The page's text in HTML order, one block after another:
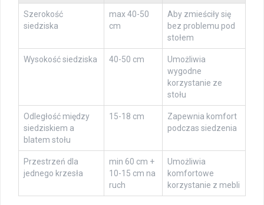
Szerokość
siedziska
max 40-50
cm
Aby zmieściły się
bez problemu pod
stołem
Wysokość siedziska 40-50 cm
Umożliwia
wygodne
korzystanie ze
stołu
Odległość między
siedziskiem a
blatem stołu
15-18 cm
Zapewnia komfort
podczas siedzenia
Przestrzeń dla
jednego krzesła
min 60 cm +
10-15 cm na
ruch
Umożliwia
komfortowe
korzystanie z mebli